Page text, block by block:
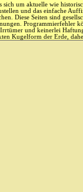
um aktuelle wie
und das einfache
Diese Seiten sind
Programmierfehler
und keinerlei
Kugelform der Erde,